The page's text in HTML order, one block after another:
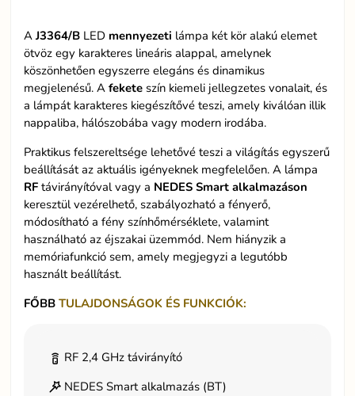
AJ3364/B LED mennyezeti lámpa két kör alakú elemet
ötvöz egy karakteres lineáris alappal, amelynek
köszönhetően egyszerre elegáns és dinamikus
megjelenésű. Afekete szín kiemeli jellegzetes vonalait, és
a lámpát karakteres kiegészítővé teszi, amely kiválóan illik
nappaliba, hálószobába vagy modern irodába.
Praktikus felszereltsége lehetővé teszi a világítás egyszerű
beállítását az aktuális igényeknek megfelelően. A lámpa
RF távirányítóval vagy a NEDES Smart alkalmazáson
keresztül vezérelhető, szabályozható a fényerő,
módosítható a fény színhőmérséklete, valamint
használható az éjszakai üzemmód. Nem hiányzik a
memóriafunkció sem, amely megjegyzi a legutóbb
használt beállítást.
FŐBB TULAJDONSÁGOK ÉS FUNKCIÓK:
RF 2,4 GHz távirányító
NEDES Smart alkalmazás (BT)